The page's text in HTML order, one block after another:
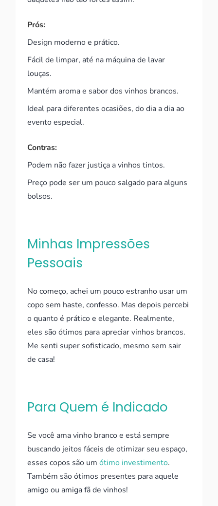
Prós:
Design moderno e prático.
Fácil de limpar, até na máquina de lavar
louças.
Mantém aroma e sabor dos vinhos brancos.
Ideal para diferentes ocasiões, do dia a dia ao
evento especial.
Contras:
Podem não fazer justiça a vinhos tintos.
Preço pode ser um pouco salgado para alguns
bolsos.
Minhas Impressões
Pessoais
No começo, achei um pouco estranho usar um
copo sem haste, confesso. Mas depois percebi
o quanto é prático e elegante. Realmente,
eles são ótimos para apreciar vinhos brancos.
Me senti super sofisticado, mesmo sem sair
de casa!
Para Quem é Indicado
Se você ama vinho branco e está sempre
buscando jeitos fáceis de otimizar seu espaço,
esses copos são um ótimo investimento.
Também são ótimos presentes para aquele
amigo ou amiga fã de vinhos!